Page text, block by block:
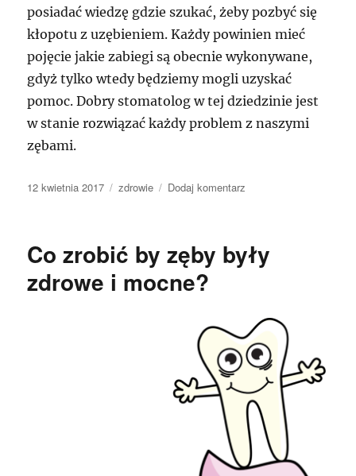
posiadać wiedzę gdzie szukać, żeby pozbyć się
kłopotu z uzębieniem. Każdy powinien mieć
pojęcie jakie zabiegi są obecnie wykonywane,
gdyż tylko wtedy będziemy mogli uzyskać
pomoc. Dobry stomatolog w tej dziedzinie jest
w stanie rozwiązać każdy problem z naszymi
zębami.
Data
12 kwietnia 2017 Kategorie
zdrowie Dodaj komentarz
zębów
jest
Co zrobić by zęby były
zdrowe i mocne?